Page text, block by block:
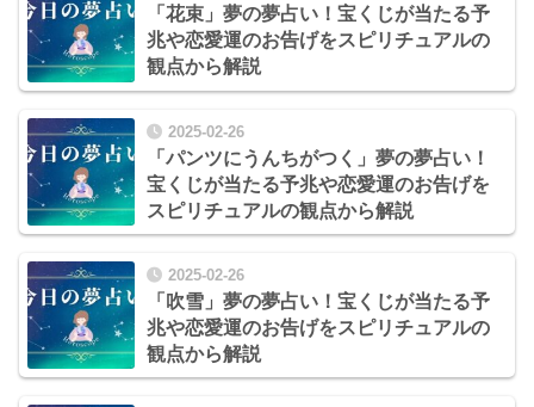
「花束」夢の夢占い！宝くじが当たる予
兆や恋愛運のお告げをスピリチュアルの
観点から解説
2025-02-26
「パンツにうんちがつく」夢の夢占い！
宝くじが当たる予兆や恋愛運のお告げを
スピリチュアルの観点から解説
2025-02-26
「吹雪」夢の夢占い！宝くじが当たる予
兆や恋愛運のお告げをスピリチュアルの
観点から解説